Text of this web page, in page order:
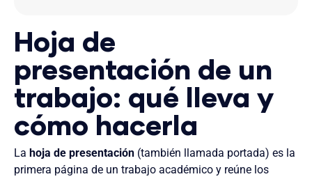
Hoja de
presentación de un
trabajo: qué lleva y
cómo hacerla
La hoja de presentación (también llamada portada) es la
primera página de un trabajo académico y reúne los